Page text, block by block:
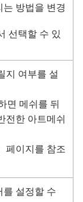
방법을 변경
선택할 수 있
지 여부를 설
면 메쉬를 뒤
전한 아트메쉬
페이지를 참조
를 설정할 수